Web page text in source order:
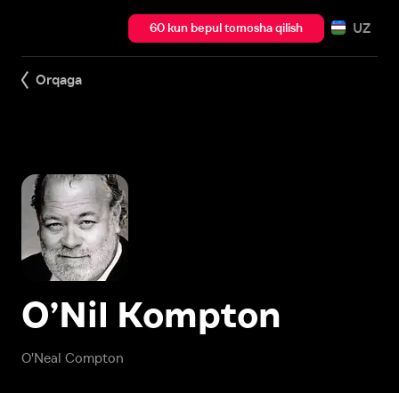
60 kun bepul tomosha qilish UZ
Orqaga
O'Neal Compton
O’Nil Kompton